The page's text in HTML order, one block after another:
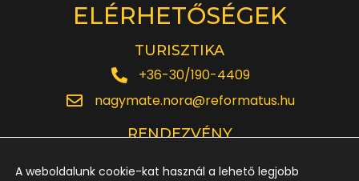
ELÉRHETŐSÉGEK
TURISZTIKA
+36-30/190-4409
nagymate.nora@reformatus.hu
RENDEZVÉNY
A weboldalunk cookie-kat használ a lehető legjobb